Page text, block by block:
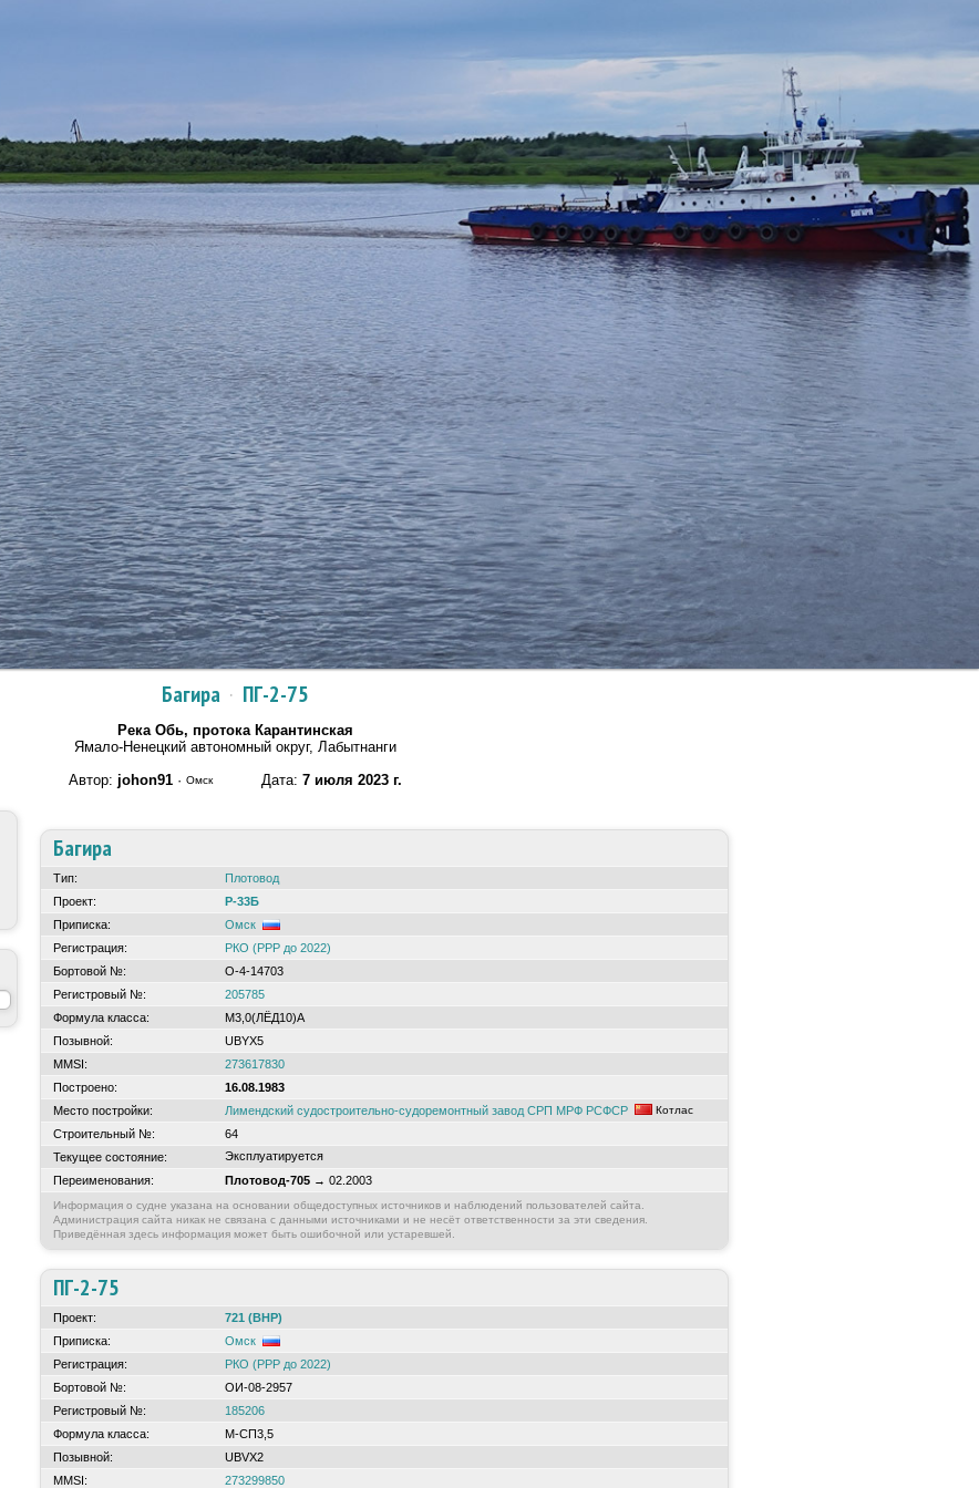
Багира· ПГ-2-75
Река Обь, протока Карантинская
Ямало-Ненецкий автономный округ, Лабытнанги
Автор: johon91· ОмскДата: 7 июля 2023 г.
Багира
Тип:
Плотовод
Проект:
Р-33Б
Приписка:
Омск
Регистрация:
РКО (РРР до 2022)
Бортовой №:
О-4-14703
Регистровый №:
205785
Формула класса:
М3,0(ЛЁД10)А
Позывной:
UBYX5
MMSI:
273617830
Построено:
16.08.1983
Место постройки:
Лимендский судостроительно-судоремонтный завод СРП МРФ РСФСР Котлас
Строительный №:
64
Текущее состояние:
Эксплуатируется
Переименования:
Плотовод-705 → 02.2003
Информация о судне указана на основании общедоступных источников и наблюдений пользователей сайта.
Администрация сайта никак не связана с данными источниками и не несёт ответственности за эти сведения.
Приведённая здесь информация может быть ошибочной или устаревшей.
ПГ-2-75
Проект:
721 (ВНР)
Приписка:
Омск
Регистрация:
РКО (РРР до 2022)
Бортовой №:
ОИ-08-2957
Регистровый №:
185206
Формула класса:
М-СП3,5
Позывной:
UBVX2
MMSI:
273299850